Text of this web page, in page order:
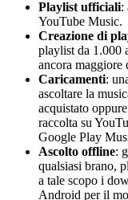
Playlist ufficiali:
YouTube Music.
Creazione di
playlist da 1.000
ancora maggiore
Caricamenti:
ascoltare la
acquistato
raccolta su
Google Play
Ascolto offline:
qualsiasi brano,
a tale scopo i
Android per il